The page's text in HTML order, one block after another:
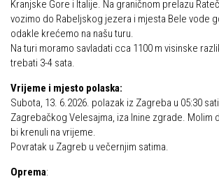
Izleti
Izvješća s izleta Obiteljske sekcije
Pruži mi ruku – OSI
Izleti
Izvješća s izleta OSI
Visokogorci
Novosti SVP
Hrvatske planinarske kuće
50 vrhova za 50 godina društva
Od vrha do vrha
4 godišnja doba na Oštrcu
Beži Jankec
Pohodi
Kranjske Gore i Italije. Na graničnom prelazu
vozimo do Rabeljskog jezera i mjesta Bele vode
odakle krećemo na našu turu.
Na turi moramo savladati cca 1100 m visinske
trebati 3-4 sata.
Vrijeme i mjesto polaska:
Subota, 13. 6.2026. polazak iz Zagreba u 05:30
Zagrebačkog Velesajma, iza Inine zgrade. Molim
bi krenuli na vrijeme.
Povratak u Zagreb u večernjim satima.
Oprema: